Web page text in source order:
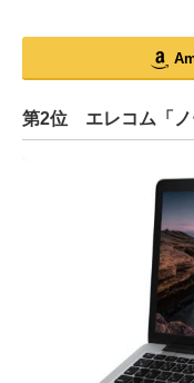
第2位 エレコム「ノ